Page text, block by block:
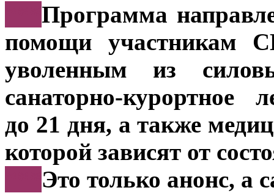
Программа
помощи участникам
уволенным из
санаторно-курортное
до 21 дня, а также
которой зависят от
Это только анонс, а